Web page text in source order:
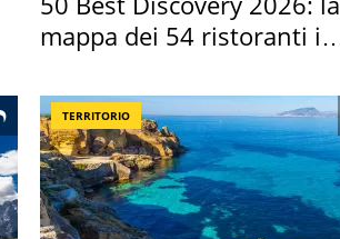
mappa dei 54 ristoranti in
TERRITORIO